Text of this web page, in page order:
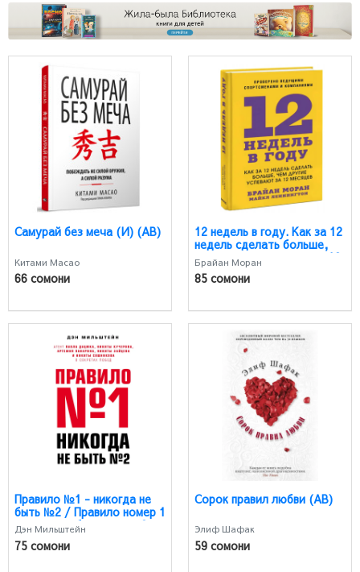
Самурай без меча (И) (AB)
Китами Масао
66 сомони
12 недель в году. Как за 12
недель сделать больше,
чем другие успевают за 12
месяцев (AB)
Брайан Моран
85 сомони
Правило №1 - никогда не
быть №2 / Правило номер 1
никогда не быть номер 2
(AB)
Дэн Мильштейн
75 сомони
Сорок правил любви (AB)
Элиф Шафак
59 сомони